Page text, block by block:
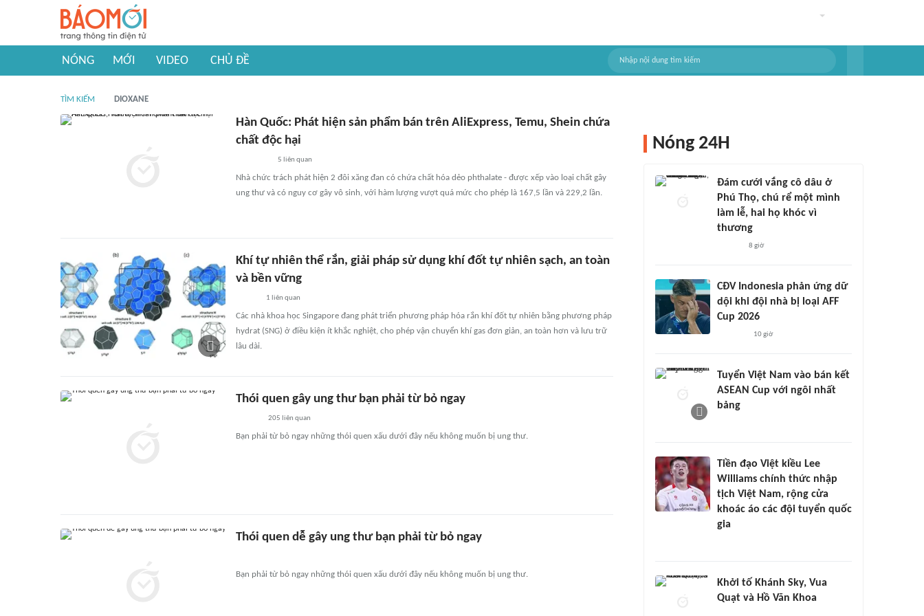
NÓNG MỚI VIDEO CHỦ ĐỀ
TÌM KIẾM DIOXANE
Hàn Quốc: Phát hiện sản phẩm bán trên AliExpress, Temu, Shein chứa
chất độc hại
5 liên quan
Nhà chức trách phát hiện 2 đôi xăng đan có chứa chất hóa dẻo phthalate - được xếp vào loại chất gây
ung thư và có nguy cơ gây vô sinh, với hàm lượng vượt quá mức cho phép là 167,5 lần và 229,2 lần.
Khí tự nhiên thể rắn, giải pháp sử dụng khí đốt tự nhiên sạch, an toàn
và bền vững
1 liên quan
Các nhà khoa học Singapore đang phát triển phương pháp hóa rắn khí đốt tự nhiên bằng phương pháp
hydrat (SNG) ở điều kiện ít khắc nghiệt, cho phép vận chuyển khí gas đơn giản, an toàn hơn và lưu trữ
lâu dài.
Thói quen gây ung thư bạn phải từ bỏ ngay
205 liên quan
Bạn phải từ bỏ ngay những thói quen xấu dưới đây nếu không muốn bị ung thư.
Thói quen dễ gây ung thư bạn phải từ bỏ ngay
Bạn phải từ bỏ ngay những thói quen xấu dưới đây nếu không muốn bị ung thư.
Nóng 24H
Đám cưới vắng cô dâu ở
Phú Thọ, chú rể một mình
làm lễ, hai họ khóc vì
thương
8 giờ
CĐV Indonesia phản ứng dữ
dội khi đội nhà bị loại AFF
Cup 2026
10 giờ
Tuyển Việt Nam vào bán kết
ASEAN Cup với ngôi nhất
bảng
Tiền đạo Việt kiều Lee
Williams chính thức nhập
tịch Việt Nam, rộng cửa
khoác áo các đội tuyển quốc
gia
Khởi tố Khánh Sky, Vua
Quạt và Hồ Văn Khoa